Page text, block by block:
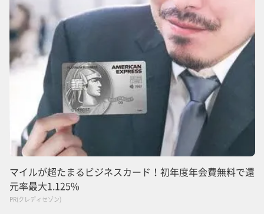
マイルが超たまるビジネスカード！初年度年会費無料で還
元率最大1.125%
PR(クレディセゾン)